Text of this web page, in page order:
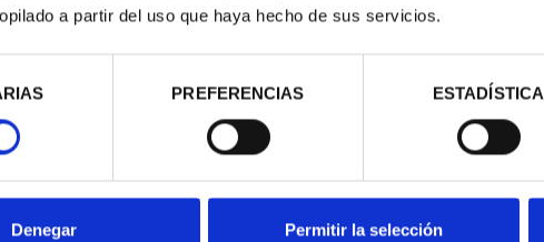
a partir del uso que haya hecho de sus servicios.
PREFERENCIAS ESTADÍSTICA
Denegar Permitir la selección
DEL FERROCARRIL
Hª FERROCARRIL -
16,94 €